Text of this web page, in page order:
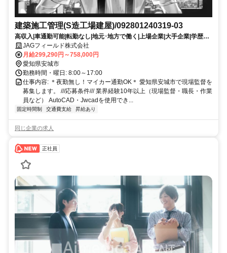
建築施工管理(S造工場建屋)/092801240319-03
高収入|車通勤可能|転勤なし|地元･地方で働く|上場企業|大手企業|学歴不
問|20~30代活躍|40~50代活躍|有資格者優遇|女性活躍|CADスキル重視
JAGフィールド株式会社
月給299,290円～758,000円
愛知県安城市
勤務時間・曜日: 8:00～17:00
仕事内容: ＊夜勤無し！マイカー通勤OK＊ 愛知県安城市で現場監督を
募集します。 ///応募条件/// 業界経験10年以上（現場監督・職長・作業
員など） AutoCAD・Jwcadを使用でき...
固定時間制 交通費支給 昇給あり
同じ企業の求人
正社員